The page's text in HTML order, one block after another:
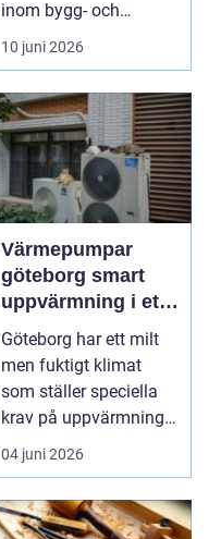
inom bygg- och
anl&au...
10 juni 2026
Värmepumpar
göteborg smart
uppvärmning i ett
kustklimat
Göteborg har ett milt
men fuktigt klimat
som ställer speciella
krav på uppvärmning.
Vind, regn och s...
04 juni 2026